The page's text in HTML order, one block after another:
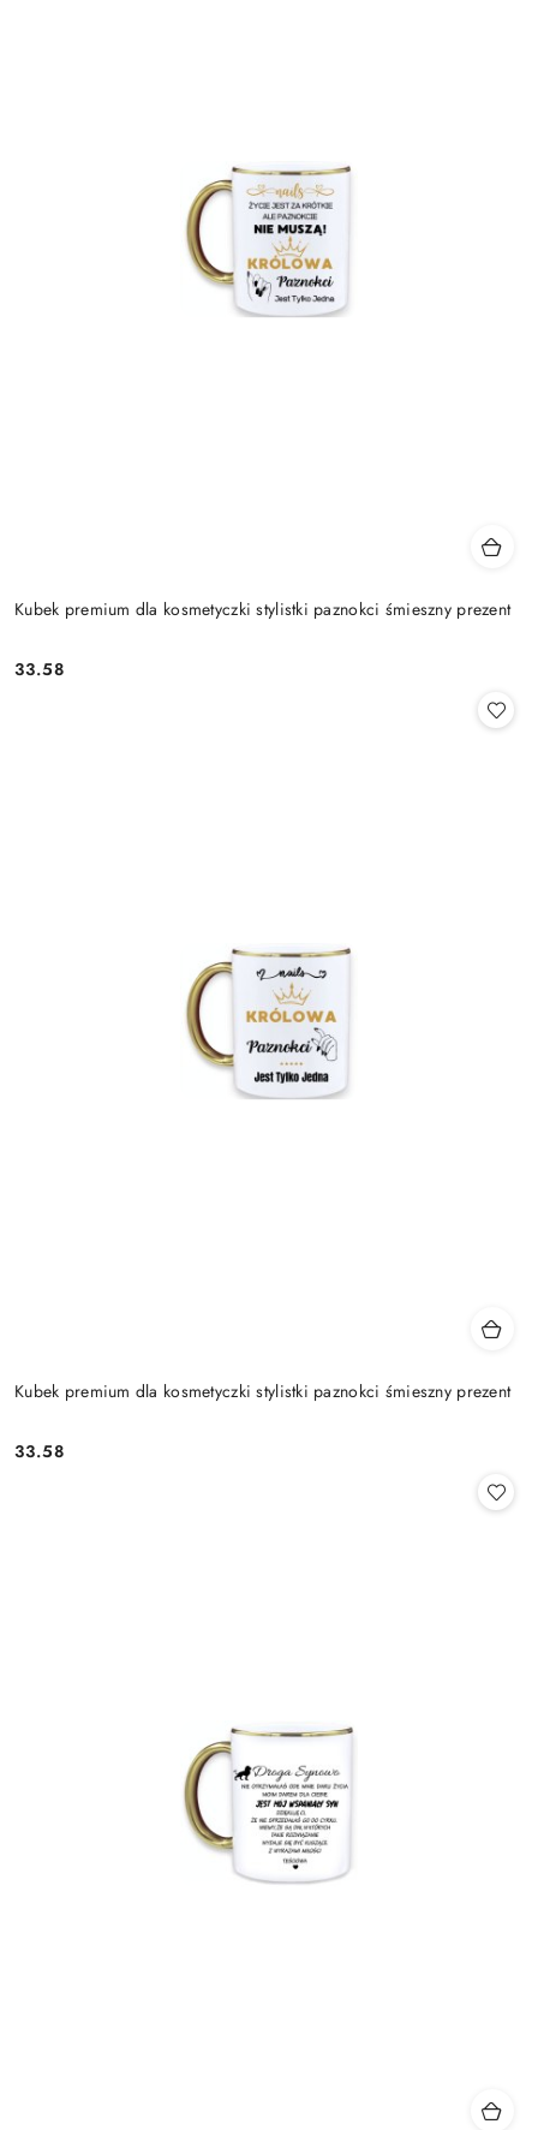
Kubek premium dla kosmetyczki stylistki paznokci śmieszny prezent
Cena:
33.58
Kubek premium dla kosmetyczki stylistki paznokci śmieszny prezent
Cena:
33.58